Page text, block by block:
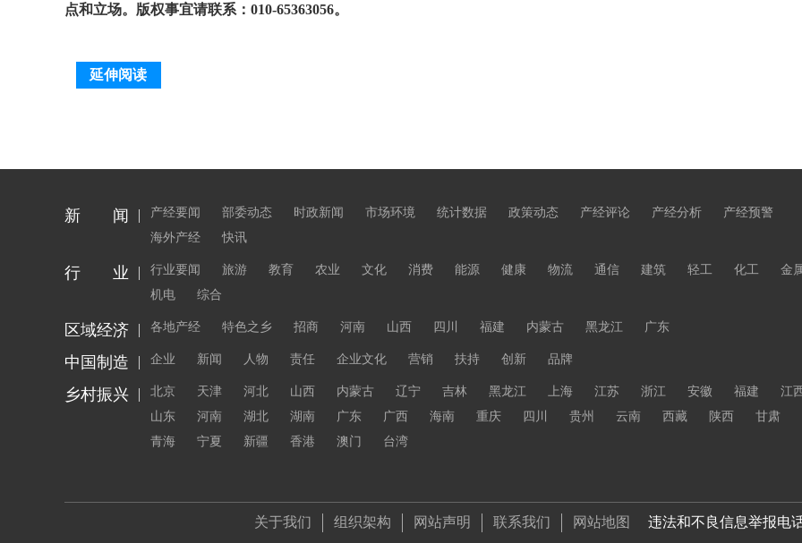
点和立场。版权事宜请联系：010-65363056。
延伸阅读
新 闻 产经要闻 部委动态 时政新闻 市场环境 统计数据 政策动态 产经评论 产经分析
产经预警
海外产经
快讯
行 业 行业要闻 旅游 教育 农业 文化 消费 能源 健康 物流 通信 建筑 轻工 化工
金
机电
综合
区域经济 各地产经 特色之乡 招商 河南 山西 四川 福建 内蒙古 黑龙江 广东
中国制造 企业 新闻 人物 责任 企业文化 营销 扶持 创新 品牌
乡村振兴 北京 天津 河北 山西 内蒙古 辽宁 吉林 黑龙江 上海 江苏 浙江 安徽 福建
江
山东
河南 湖北 湖南 广东 广西 海南 重庆 四川 贵州 云南 西藏 陕西
甘肃
青海
宁夏 新疆 香港 澳门 台湾
关于我们 组织架构 网站声明 联系我们 网站地图 违法和不良信息举报电